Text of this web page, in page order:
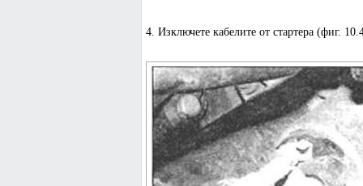
4. Изключете кабелите от стартера (фиг.